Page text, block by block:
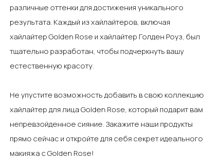
различные оттенки для достижения уникального
результата. Каждый из хайлайтеров, включая
хайлайтер Golden Rose и хайлайтер Голден Роуз, был
тщательно разработан, чтобы подчеркнуть вашу
естественную красоту.‍
Не упустите возможность добавить в свою коллекцию
хайлайтер для лица Golden Rose, который подарит вам
непревзойденное сияние. Закажите наши продукты
прямо сейчас и откройте для себя секрет идеального
макияжа с Golden Rose!